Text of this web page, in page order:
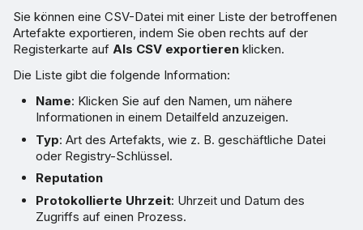
Sie können eine CSV-Datei mit einer Liste der betroffenen
Artefakte exportieren, indem Sie oben rechts auf der
Registerkarte auf Als CSV exportieren klicken.
Die Liste gibt die folgende Information:
Name: Klicken Sie auf den Namen, um nähere
Informationen in einem Detailfeld anzuzeigen.
Typ: Art des Artefakts, wie z. B. geschäftliche Datei
oder Registry-Schlüssel.
Reputation
Protokollierte Uhrzeit: Uhrzeit und Datum des
Zugriffs auf einen Prozess.